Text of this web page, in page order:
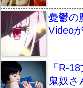
憂鬱の
Video
『R-
鬼奴さ